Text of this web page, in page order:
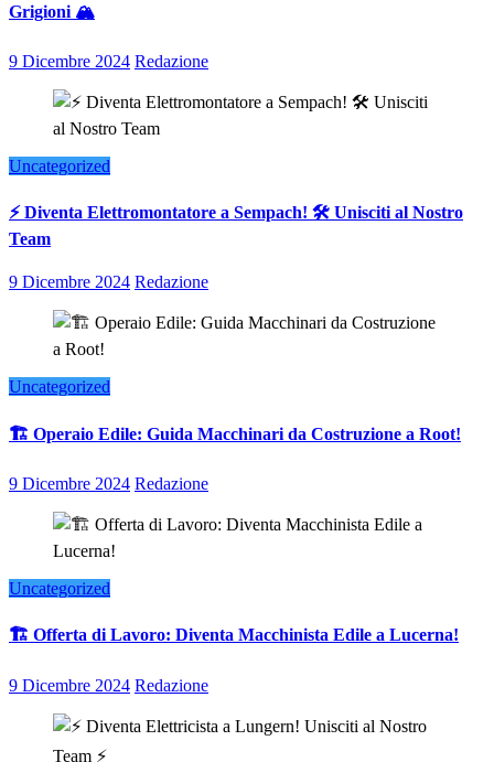
Grigioni 🏔️
9 Dicembre 2024 Redazione
Uncategorized
⚡ Diventa Elettromontatore a Sempach! 🛠️ Unisciti al Nostro
Team
9 Dicembre 2024 Redazione
Uncategorized
🏗️ Operaio Edile: Guida Macchinari da Costruzione a Root!
9 Dicembre 2024 Redazione
Uncategorized
🏗️ Offerta di Lavoro: Diventa Macchinista Edile a Lucerna!
9 Dicembre 2024 Redazione